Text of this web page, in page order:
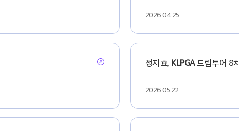
2026.04.25
정지효, KLPGA드림투어 8
2026.05.22